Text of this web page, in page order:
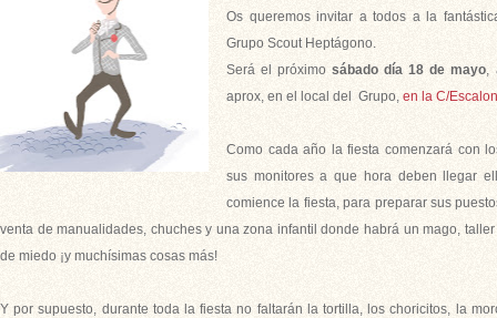
Os queremos invitar a todos a la
Grupo Scout Heptágono.
Será el próximosábado día 18 de mayo,
aprox, en el local del Grupo, en la C/
Como cada año la fiesta comenzará con
sus monitores a que hora deben llegar
comience la fiesta, para preparar sus
venta de manualidades, chuches y una zona infantil donde habrá un mago,
de miedo ¡y muchísimas cosas más!
Y por supuesto, durante toda la fiesta no faltarán la tortilla, los choricitos, la